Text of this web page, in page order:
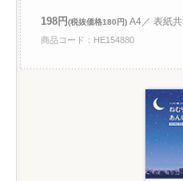
198円(税抜価格180円) A4／ 表紙
商品コード：HE154880